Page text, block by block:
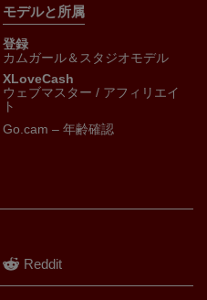
クや猫を見せたい、またはウェ
、あなたのエロティックな願い
な女性や裸のアマチュアカムの女
オンラインで遊ぶXXXライブと
です赤信号地区のようなセクシ
めに、それはあなた次第です。
ティックに空想させ、あなたを
想を満足させるのが大好きで
仮想デート)を介して戦利品の電
はありません。言葉の物理的な
セックスですが、ライブビデオ
ソです。あなたはカムガールズと
モデルと所属
登録
カムガール＆スタジオモデル
XLoveCash
ウェブマスター / アフィリエイ
ト
Go.cam – 年齢確認
Reddit